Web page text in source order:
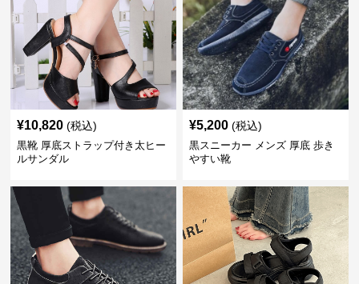
¥10,820 (税込)
黒靴 厚底ストラップ付き太ヒー
ルサンダル
¥5,200 (税込)
黒スニーカー メンズ 厚底 歩き
やすい靴